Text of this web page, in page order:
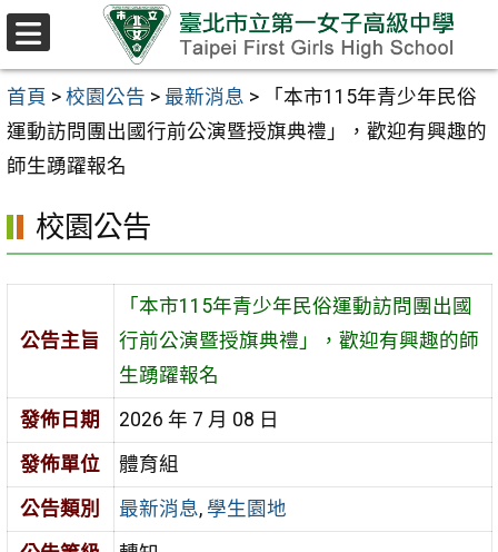
跳至主要內容區
首頁 > 校園公告 > 最新消息 >
「本市115年青少年民俗
運動訪問團出國行前公演暨授旗典禮」，歡迎有興趣的
師生踴躍報名
校園公告
公告主旨
「本市115年青少年民俗運動訪問團出國
行前公演暨授旗典禮」，歡迎有興趣的師
生踴躍報名
發佈日期
2026 年 7 月 08 日
發佈單位
體育組
公告類別
最新消息, 學生園地
選
單